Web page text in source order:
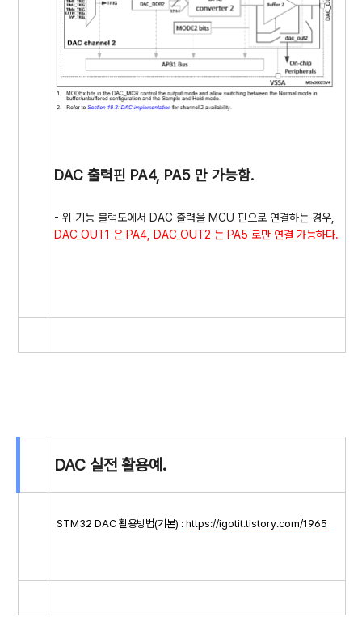
DAC 출력핀 PA4, PA5 만 가능함.
- 위 기능 블럭도에서 DAC 출력을 MCU 핀으로 연결하는 경우,
DAC_OUT1 은 PA4, DAC_OUT2 는 PA5 로만 연결 가능하다.
DAC 실전 활용예.
STM32 DAC 활용방법(기본) : https://igotit.tistory.com/1965